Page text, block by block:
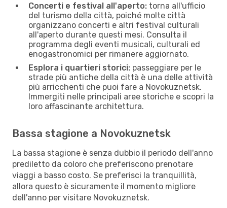
Concerti e festival all'aperto: torna all'ufficio
del turismo della città, poiché molte città
organizzano concerti e altri festival culturali
all'aperto durante questi mesi. Consulta il
programma degli eventi musicali, culturali ed
enogastronomici per rimanere aggiornato.
Esplora i quartieri storici: passeggiare per le
strade più antiche della città è una delle attività
più arricchenti che puoi fare a Novokuznetsk.
Immergiti nelle principali aree storiche e scopri la
loro affascinante architettura.
Bassa stagione a Novokuznetsk
La bassa stagione è senza dubbio il periodo dell'anno
prediletto da coloro che preferiscono prenotare
viaggi a basso costo. Se preferisci la tranquillità,
allora questo è sicuramente il momento migliore
dell'anno per visitare Novokuznetsk.